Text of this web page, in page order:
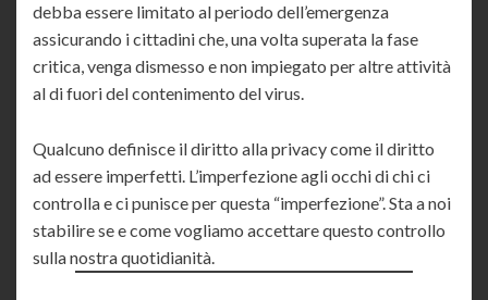
debba essere limitato al periodo dell’emergenza
assicurando i cittadini che, una volta superata la fase
critica, venga dismesso e non impiegato per altre attività
al di fuori del contenimento del virus.
Qualcuno definisce il diritto alla privacy come il diritto
ad essere imperfetti. L’imperfezione agli occhi di chi ci
controlla e ci punisce per questa “imperfezione”. Sta a noi
stabilire se e come vogliamo accettare questo controllo
sulla nostra quotidianità.